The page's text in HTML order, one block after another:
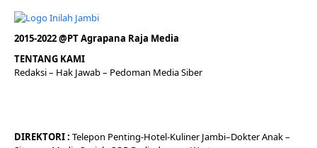
2015-2022 @PT Agrapana Raja Media
TENTANG KAMI
Redaksi– Hak Jawab – Pedoman Media Siber
DIREKTORI: Telepon Penting-Hotel-KulinerJambi–DokterAnak –